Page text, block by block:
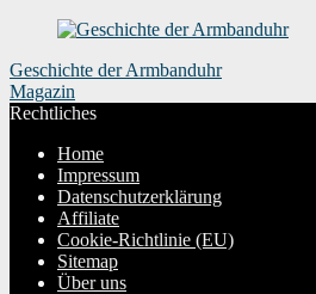
Geschichte der Armbanduhr
Magazin
Rechtliches
Home
Impressum
Datenschutzerklärung
Affiliate
Cookie-Richtlinie (EU)
Sitemap
Über uns